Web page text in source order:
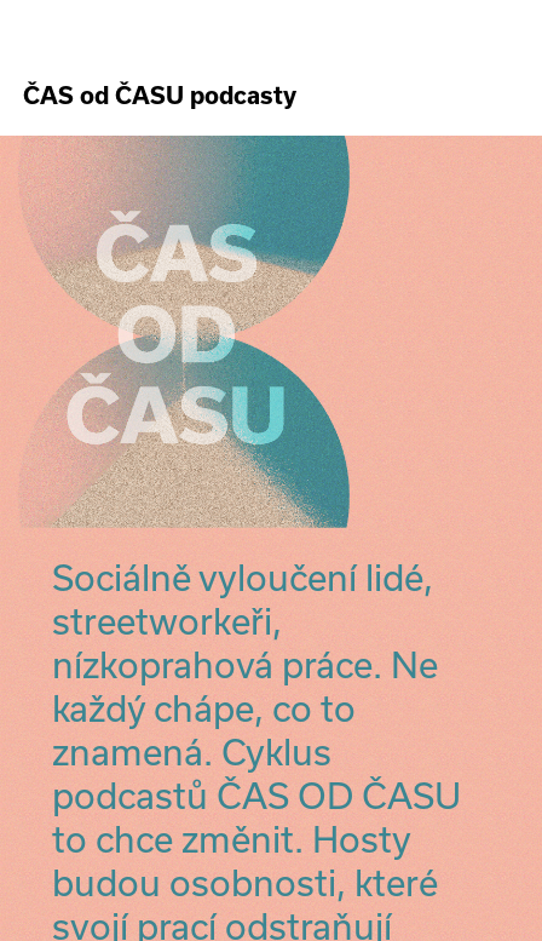
ČAS od ČASU podcasty
Sociálně vyloučení lidé,
streetworkeři,
nízkoprahová práce. Ne
každý chápe, co to
znamená. Cyklus
podcastů ČAS OD ČASU
to chce změnit. Hosty
budou osobnosti, které
svojí prací odstraňují